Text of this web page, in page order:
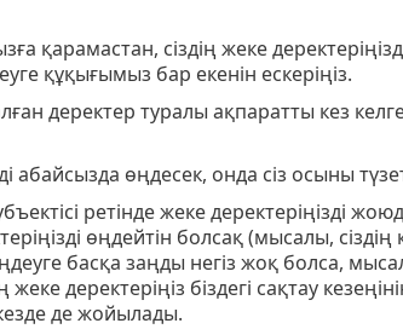
қарамастан, сіздің жеке
құқығымыз бар екенін ескеріңіз.
деректер туралы ақпаратты кез
абайсызда өңдесек, онда сіз осыны
ретінде жеке деректеріңізді
өңдейтін болсақ (мысалы, сіздің
басқа заңды негіз жоқ болса,
деректеріңіз біздегі сақтау
де жойылады.